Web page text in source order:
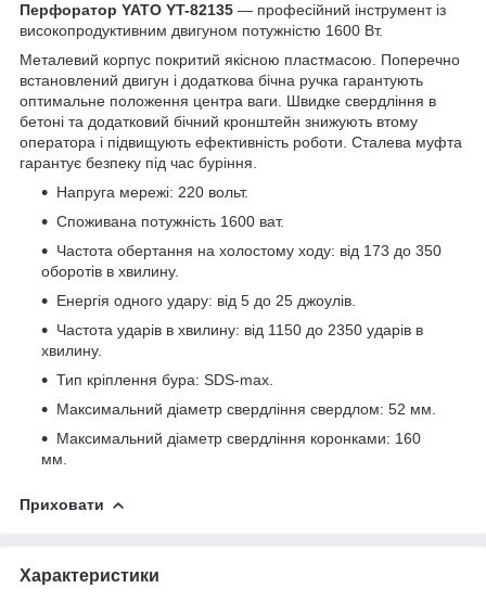
Перфоратор YATO YT-82135 — професійний інструмент із
високопродуктивним двигуном потужністю 1600 Вт.
Металевий корпус покритий якісною пластмасою. Поперечно
встановлений двигун і додаткова бічна ручка гарантують
оптимальне положення центра ваги. Швидке свердління в
бетоні та додатковий бічний кронштейн знижують втому
оператора і підвищують ефективність роботи. Сталева муфта
гарантує безпеку під час буріння.
Напруга мережі: 220 вольт.
Споживана потужність 1600 ват.
Частота обертання на холостому ходу: від 173 до 350
оборотів в хвилину.
Енергія одного удару: від 5 до 25 джоулів.
Частота ударів в хвилину: від 1150 до 2350 ударів в
хвилину.
Тип кріплення бура: SDS-max.
Максимальний діаметр свердління свердлом: 52 мм.
Максимальний діаметр свердління коронками: 160
мм.
Приховати
Характеристики